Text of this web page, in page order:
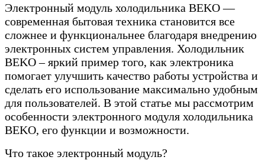
Электронный модуль холодильника BEKO —
современная бытовая техника становится все
сложнее и функциональнее благодаря внедрению
электронных систем управления. Холодильник
BEKO – яркий пример того, как электроника
помогает улучшить качество работы устройства и
сделать его использование максимально удобным
для пользователей. В этой статье мы рассмотрим
особенности электронного модуля холодильника
BEKO, его функции и возможности.
Что такое электронный модуль?